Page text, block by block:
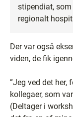
stipendiat,
regionalt
Der var også
viden, de fik
”Jeg ved det her,
kollegaer, som
(Deltager i